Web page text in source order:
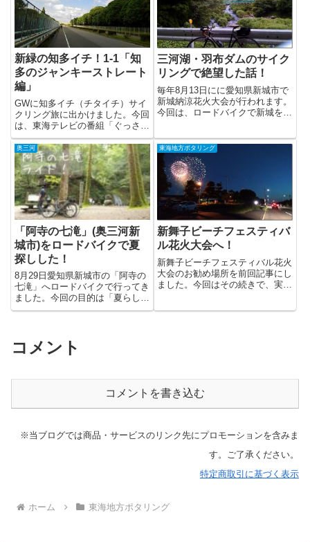
新緑の知多イチ！1-1「知
多のジャンキーストレート
編」
GWに知多イチ（チタイチ）サイ
クリング旅に出かけました。今回
は、東海テレビの番組「ぐっさん
家」で「別...
三河湖・羽布ダムのサイク
リングで絶望した話！
毎年8月13日にに愛知県新城市で
新城納涼花火大会が行われます。
今回は、ロードバイクで新城を軽
奥三河
「阿寺の七滝」(奥三河新
城市)をロードバイクで夏
探しした！
8月29日愛知県新城市の「阿寺の
七滝」へロードバイクで行ってき
ました。今回の目的は「夏らしい
事」を探...
東海地方ポタリング
新舞子ビーチフェスティバ
ル花火大会へ！
新舞子ビーチフェスティバル花火
大会のお勧め場所を前回記事にし
ました。今回はその続きで、実際
コメント
コメントを書き込む
※当ブログでは商品・サービスのリンク先にプロモーションを含みま
す。ご了承ください。
特定商取引に基づく表示
ホーム 東海地方ポタリング